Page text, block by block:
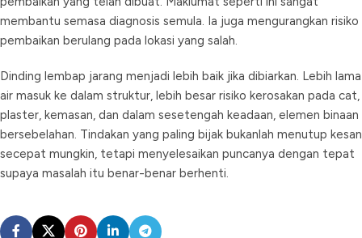
membantu semasa diagnosis semula. Ia juga mengurangkan risiko
pembaikan berulang pada lokasi yang salah.
Dinding lembap jarang menjadi lebih baik jika dibiarkan. Lebih lama
air masuk ke dalam struktur, lebih besar risiko kerosakan pada cat,
plaster, kemasan, dan dalam sesetengah keadaan, elemen binaan
bersebelahan. Tindakan yang paling bijak bukanlah menutup kesan
secepat mungkin, tetapi menyelesaikan puncanya dengan tepat
supaya masalah itu benar-benar berhenti.